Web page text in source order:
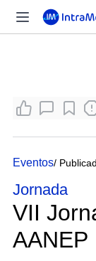
Eventos/
Jornada
VII
AANEP